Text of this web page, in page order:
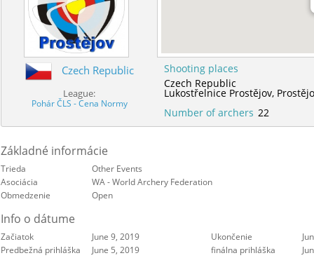
Czech Republic
League:
Pohár ČLS - Cena Normy
Shooting places
Czech Republic
Lukostřelnice Prostějov,
Number of archers 22
Základné informácie
Trieda
Other Events
Asociácia
WA - World Archery Federation
Obmedzenie
Open
Info o dátume
Začiatok June 9, 2019 Ukončenie
Predbežná prihláška
June 5, 2019 finálna prihláška